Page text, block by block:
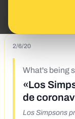
2/6/20
What's being
«Los
de
Los Simpsons